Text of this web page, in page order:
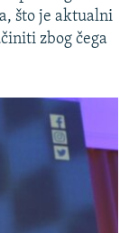
što je aktualni
zbog čega